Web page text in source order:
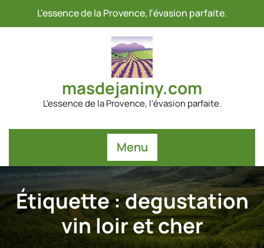
L'essence de la Provence, l'évasion parfaite.
masdejaniny.com
L'essence de la Provence, l'évasion parfaite.
Menu
Étiquette :degustation
vin loir et cher